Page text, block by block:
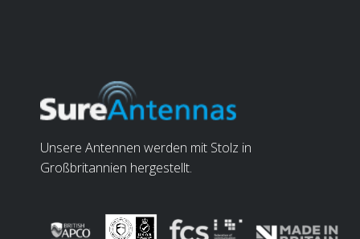
Unsere Antennen werden mit Stolz in
Großbritannien hergestellt.